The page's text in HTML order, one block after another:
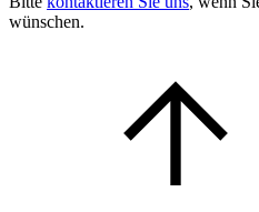
wünschen.